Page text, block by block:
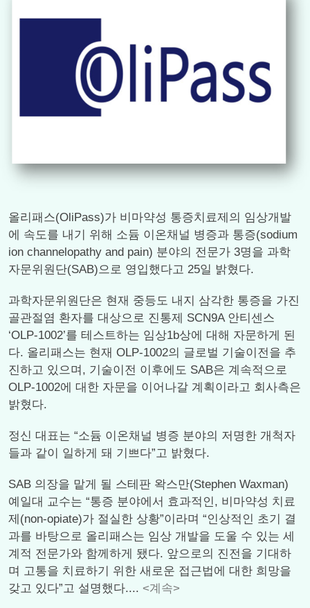
올리패스(OliPass)가 비마약성 통증치료제의 임상개발
에 속도를 내기 위해 소듐 이온채널 병증과 통증(sodium
ion channelopathy and pain) 분야의 전문가 3명을 과학
자문위원단(SAB)으로 영입했다고 25일 밝혔다.
과학자문위원단은 현재 중등도 내지 삼각한 통증을 가진
골관절염 환자를 대상으로 진통제 SCN9A 안티센스
‘OLP-1002’를 테스트하는 임상1b상에 대해 자문하게 된
다. 올리패스는 현재 OLP-1002의 글로벌 기술이전을 추
진하고 있으며, 기술이전 이후에도 SAB은 계속적으로
OLP-1002에 대한 자문을 이어나갈 계획이라고 회사측은
밝혔다.
정신 대표는 “소듐 이온채널 병증 분야의 저명한 개척자
들과 같이 일하게 돼 기쁘다”고 밝혔다.
SAB 의장을 맡게 될 스테판 왁스만(Stephen Waxman)
예일대 교수는 “통증 분야에서 효과적인, 비마약성 치료
제(non-opiate)가 절실한 상황”이라며 “인상적인 초기 결
과를 바탕으로 올리패스는 임상 개발을 도울 수 있는 세
계적 전문가와 함께하게 됐다. 앞으로의 진전을 기대하
며 고통을 치료하기 위한 새로운 접근법에 대한 희망을
갖고 있다”고 설명했다.... <계속>